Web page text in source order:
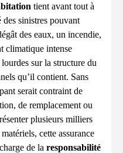
tient avant tout à
sinistres pouvant
des eaux, un incendie,
climatique intense
sur la structure du
qu’il contient. Sans
serait contraint de
de remplacement ou
plusieurs milliers
cette assurance
de la responsabilité